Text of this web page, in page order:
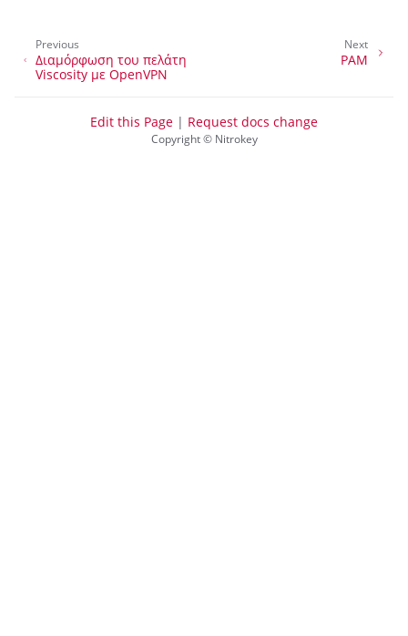
navigation of SSH
navigation of Κρυπτογράφηση σκληρού δίσκου
Next
PAM
Previous
Διαμόρφωση του πελάτη
Viscosity με OpenVPN
Copyright © Nitrokey
Edit this Page | Request docs change